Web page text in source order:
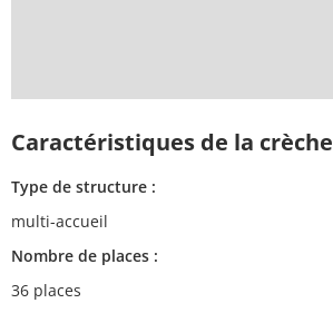
Caractéristiques de la crèche
Type de structure :
multi-accueil
Nombre de places :
36 places